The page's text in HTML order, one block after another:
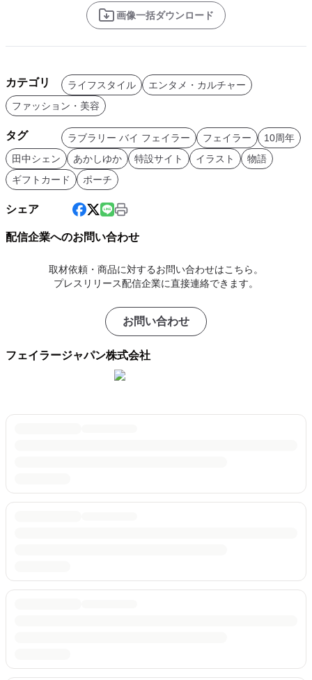
画像一括ダウンロード
カテゴリ ライフスタイル
エンタメ・カルチャー
ファッション・美容
タグ ラブラリー バイ フェイラー フェイラー
10周年
田中シェン
あかしゆか 特設サイト イラスト
物語
ギフトカード
ポーチ
シェア
配信企業へのお問い合わせ
取材依頼・商品に対するお問い合わせはこちら。
プレスリリース配信企業に直接連絡できます。
お問い合わせ
フェイラージャパン株式会社